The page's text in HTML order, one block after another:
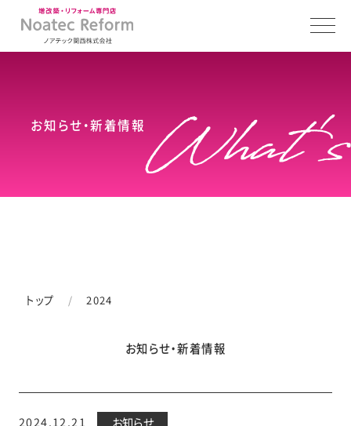
お知らせ・新着情報
トップ 2024
お知らせ・新着情報
2024.12.21 お知らせ